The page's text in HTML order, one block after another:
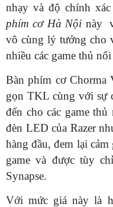
nhạy và độ chính
phím cơ Hà Nội này
vô cùng lý tưởng cho
nhiều các game thủ
Bàn phím cơ Chorma
gọn TKL cùng với sự
đến cho các game
đèn LED của Razer
hàng đầu, đem lại
game và được tùy
Synapse.
Với mức giá này là